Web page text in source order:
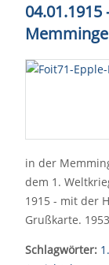
in der
dem 1.
1915 - mit der
Grußkarte.
Schlagwörter: